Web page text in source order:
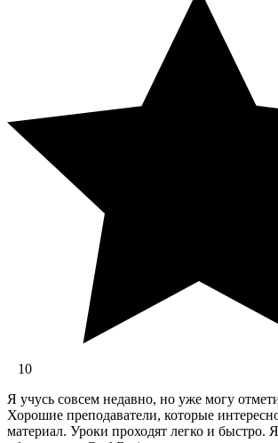
10
Я учусь совсем недавно, но уже могу
Хорошие преподаватели, которые
материал. Уроки проходят легко и быстро.